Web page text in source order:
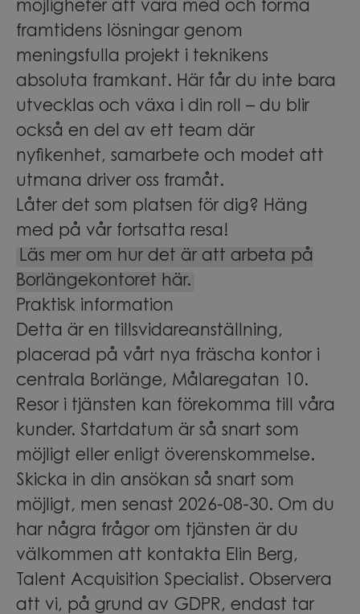
möjligheter att vara med och forma
framtidens lösningar genom
meningsfulla projekt i teknikens
absoluta framkant. Här får du inte bara
utvecklas och växa i din roll – du blir
också en del av ett team där
nyfikenhet, samarbete och modet att
utmana driver oss framåt.
Låter det som platsen för dig? Häng
med på vår fortsatta resa!
Läs mer om hur det är att arbeta på
Borlängekontoret här.
Praktisk information
Detta är en tillsvidareanställning,
placerad på vårt nya fräscha kontor i
centrala Borlänge, Målaregatan 10.
Resor i tjänsten kan förekomma till våra
kunder. Startdatum är så snart som
möjligt eller enligt överenskommelse.
Skicka in din ansökan så snart som
möjligt, men senast 2026-08-30. Om du
har några frågor om tjänsten är du
välkommen att kontakta Elin Berg,
Talent Acquisition Specialist. Observera
att vi, på grund av GDPR, endast tar